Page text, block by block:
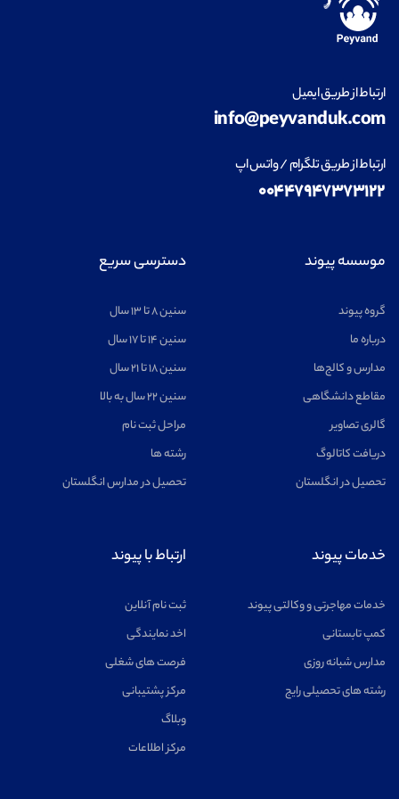
ارتباط از طریق ایمیل
info@peyvanduk.com
ارتباط از طریق تلگرام / واتس اپ
۰۰۴۴۷۹۴۷۳۷۳۱۲۲
موسسه پیوند
گروه پیوند
درباره ما
مدارس و کالج‌ها
مقاطع دانشگاهی
گالری تصاویر
دریافت کاتالوگ
تحصیل در انگلستان
دسترسی سریع
سنین ۸ تا ۱۳ سال
سنین ۱۴ تا ۱۷ سال
سنین ۱۸ تا ۲۱ سال
سنین ۲۲ سال به بالا
مراحل ثبت نام
رشته ها
تحصیل در مدارس انگلستان
خدمات پیوند
خدمات مهاجرتی و وکالتی پیوند
کمپ تابستانی
مدارس شبانه روزی
رشته های تحصیلی رایج
ارتباط با پیوند
ثبت نام آنلاین
اخد نمایندگی
فرصت های شغلی
مرکز پشتیبانی
وبلاگ
مرکز اطلاعات